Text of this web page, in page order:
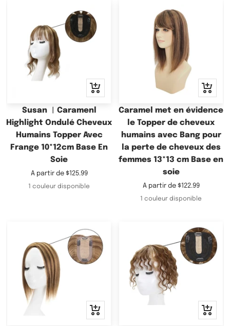
Apercu
rapide
Susan ︳Caramenl
Highlight Ondulé Cheveux
Humains Topper Avec
Frange 10*12cm Base En
Soie
Prix
de
A partir de $125.99
1 couleur disponible
Apercu
rapide
Caramel met en évidence
le Topper de cheveux
humains avec Bang pour
la perte de cheveux des
femmes 13*13 cm Base en
soie
Prix
de
A partir de $122.99
1 couleur disponible
Apercu
rapide
Apercu
rapide